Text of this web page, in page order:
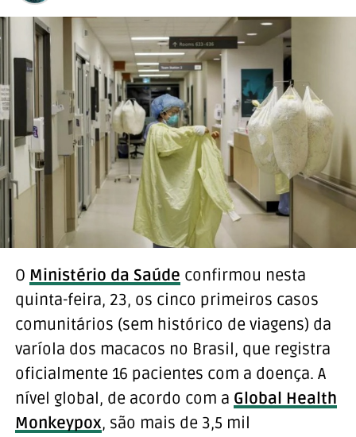
O Ministério da Saúde confirmou nesta
quinta-feira, 23, os cinco primeiros casos
comunitários (sem histórico de viagens) da
varíola dos macacos no Brasil, que registra
oficialmente 16 pacientes com a doença. A
nível global, de acordo com a Global Health
Monkeypox, são mais de 3,5 mil